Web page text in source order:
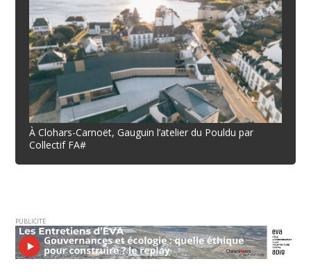
À Clohars-Carnoët, Gauguin l’atelier du Pouldu par
Collectif FA#
PUBLICITE